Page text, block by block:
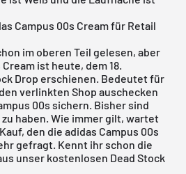
Campus 00s Cream für Retail
im oberen Teil gelesen, aber
ist heute, dem 18.
Drop erschienen. Bedeutet für
verlinkten Shop auschecken
00s sichern. Bisher sind
haben. Wie immer gilt, wartet
den die adidas Campus 00s
gefragt. Kennt ihr schon die
unser kostenlosen Dead Stock